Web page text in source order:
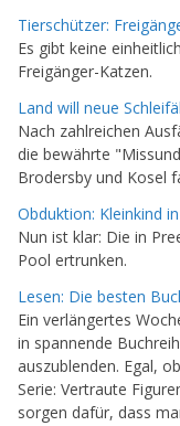
Tierschützer:
Es gibt keine
Freigänger-Katzen.
Land will neue
Nach zahlreichen
die bewährte
Brodersby und Kosel
Obduktion: Kleinkind
Nun ist klar: Die in
Pool ertrunken.
Lesen: Die besten
Ein verlängertes
in spannende
auszublenden. Egal,
Serie: Vertraute
sorgen dafür, dass